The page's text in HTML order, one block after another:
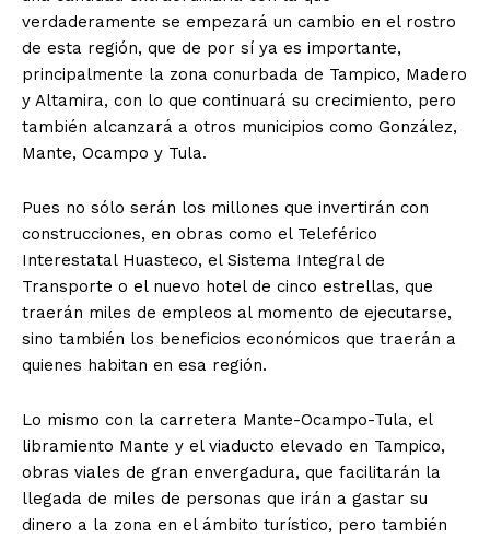
verdaderamente se empezará un cambio en el rostro
de esta región, que de por sí ya es importante,
principalmente la zona conurbada de Tampico, Madero
y Altamira, con lo que continuará su crecimiento, pero
también alcanzará a otros municipios como González,
Mante, Ocampo y Tula.
Pues no sólo serán los millones que invertirán con
construcciones, en obras como el Teleférico
Interestatal Huasteco, el Sistema Integral de
Transporte o el nuevo hotel de cinco estrellas, que
traerán miles de empleos al momento de ejecutarse,
sino también los beneficios económicos que traerán a
quienes habitan en esa región.
Lo mismo con la carretera Mante-Ocampo-Tula, el
libramiento Mante y el viaducto elevado en Tampico,
obras viales de gran envergadura, que facilitarán la
llegada de miles de personas que irán a gastar su
dinero a la zona en el ámbito turístico, pero también